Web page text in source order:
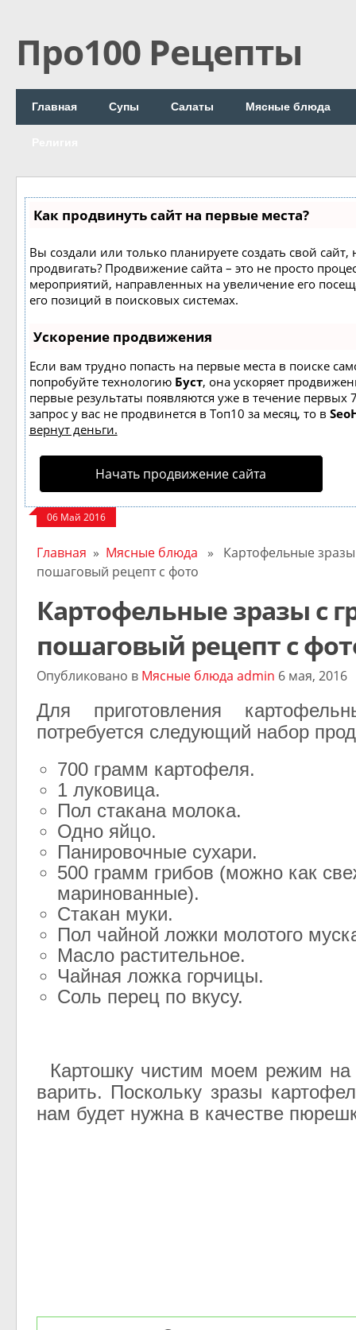
Про100 Рецепты
Главная Супы Салаты Мясные блюда
Как продвинуть сайт на первые места?
Вы создали или только планируете создать свой сайт,
продвигать? Продвижение сайта – это не просто
мероприятий, направленных на увеличение его
его позиций в поисковых системах.
Ускорение продвижения
Если вам трудно попасть на первые места в поиске
попробуйте технологию Буст, она ускоряет
первые результаты появляются уже в течение первых
запрос у вас не продвинется в Топ10 за месяц, то в
вернут деньги.
Начать продвижение сайта
06 Май 2016
Главная » Мясные блюда » Картофельные
пошаговый рецепт с фото
Картофельные зразы с
пошаговый рецепт с
Опубликовано в Мясные блюда admin 6 мая, 2016
Для приготовления
потребуется следующий набор
700 грамм картофеля.
1 луковица.
Пол стакана молока.
Одно яйцо.
Панировочные сухари.
500 грамм грибов (можно как
маринованные).
Стакан муки.
Пол чайной ложки молотого
Масло растительное.
Чайная ложка горчицы.
Соль перец по вкусу.
Картошку чистим моем режим на
варить. Поскольку зразы
нам будет нужна в качестве